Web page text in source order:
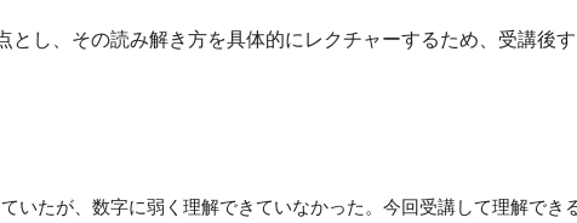
とし、その読み解き方を具体的にレクチャーするため、受講後
いたが、数字に弱く理解できていなかった。今回受講して理解でき